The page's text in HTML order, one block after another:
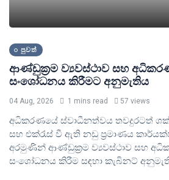
පුවත්
ආණ්ඩුක්‍රම ව්‍යවස්ථාව සහ
සංශෝධනය කිරීමට අනුමැතිය
04 Aug, 2026 1 mins read 57 views
අධිකරණයේ ස්වාධීනත්වය තවදුරටත්
සහ එක්රැස් වී ඇති නඩු ප්‍රමාණය
අරමුණින් ආණ්ඩුක්‍රම ව්‍යවස්ථාව සහ
සංශෝධනය කිරීම සඳහා කැබිනට්